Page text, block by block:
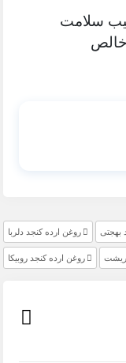
سلامت
خالص
بهجتی روغن ارده کنجد دلربا
روغن ارده کنجد روبیکا